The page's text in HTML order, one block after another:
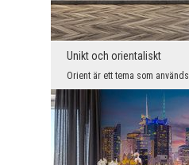
Unikt och orientaliskt